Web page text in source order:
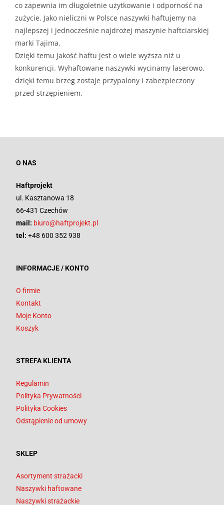
co zapewnia im długoletnie użytkowanie i odporność na
zużycie. Jako nieliczni w Polsce naszywki haftujemy na
najlepszej i jednocześnie najdrożej maszynie haftciarskiej
marki Tajima.
Dzięki temu jakość haftu jest o wiele wyższa niż u
konkurencji. Wyhaftowane naszywki wycinamy laserowo,
dzięki temu brzeg zostaje przypalony i zabezpieczony
przed strzępieniem.
O NAS
Haftprojekt
ul. Kasztanowa 18
66-431 Czechów
mail: biuro@haftprojekt.pl
tel: +48 600 352 938
INFORMACJE / KONTO
O firmie
Kontakt
Moje Konto
Koszyk
STREFA KLIENTA
Regulamin
Polityka Prywatności
Polityka Cookies
Odstąpienie od umowy
SKLEP
Asortyment strażacki
Naszywki haftowane
Naszywki strażackie